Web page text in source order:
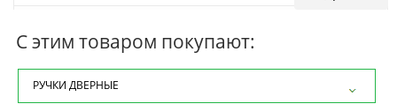
тонированный
Толщина полотна
40 мм
С этим товаром покупают:
РУЧКИ ДВЕРНЫЕ